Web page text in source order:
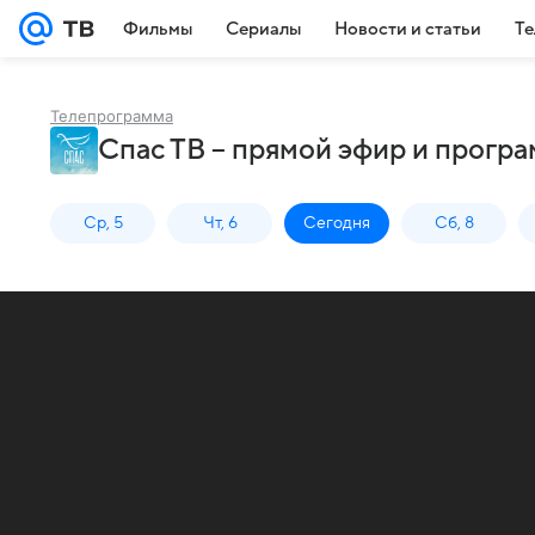
Фильмы Сериалы Новости и статьи
Телепрограмма
Спас ТВ – прямой эфир и
Ср, 5 Чт, 6 Сегодня Сб, 8